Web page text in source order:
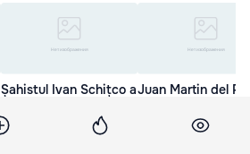
Șahistul Ivan Schițco a
Campionatul de șah
Juan Martin del
la Indian Wells